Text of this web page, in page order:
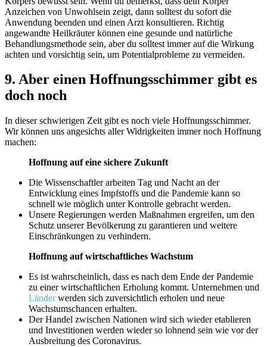
Anzeichen von Unwohlsein zeigt, dann solltest du sofort die
Anwendung beenden und einen Arzt konsultieren. Richtig
angewandte Heilkräuter können eine gesunde und natürliche
Behandlungsmethode sein, aber du solltest immer auf die Wirkung
achten und vorsichtig sein, um Potentialprobleme zu vermeiden.
9. Aber einen Hoffnungsschimmer gibt es
doch noch
In dieser schwierigen Zeit gibt es noch viele Hoffnungsschimmer.
Wir können uns angesichts aller Widrigkeiten immer noch Hoffnung
machen:
Hoffnung auf eine sichere Zukunft
Die Wissenschaftler arbeiten Tag und Nacht an der
Entwicklung eines Impfstoffs und die Pandemie kann so
schnell wie möglich unter Kontrolle gebracht werden.
Unsere Regierungen werden Maßnahmen ergreifen, um den
Schutz unserer Bevölkerung zu garantieren und weitere
Einschränkungen zu verhindern.
Hoffnung auf wirtschaftliches Wachstum
Es ist wahrscheinlich, dass es nach dem Ende der Pandemie
zu einer wirtschaftlichen Erholung kommt. Unternehmen und
Länderwerden sich zuversichtlich erholen und neue
Wachstumschancen erhalten.
Der Handel zwischen Nationen wird sich wieder etablieren
und Investitionen werden wieder so lohnend sein wie vor der
Ausbreitung des Coronavirus.